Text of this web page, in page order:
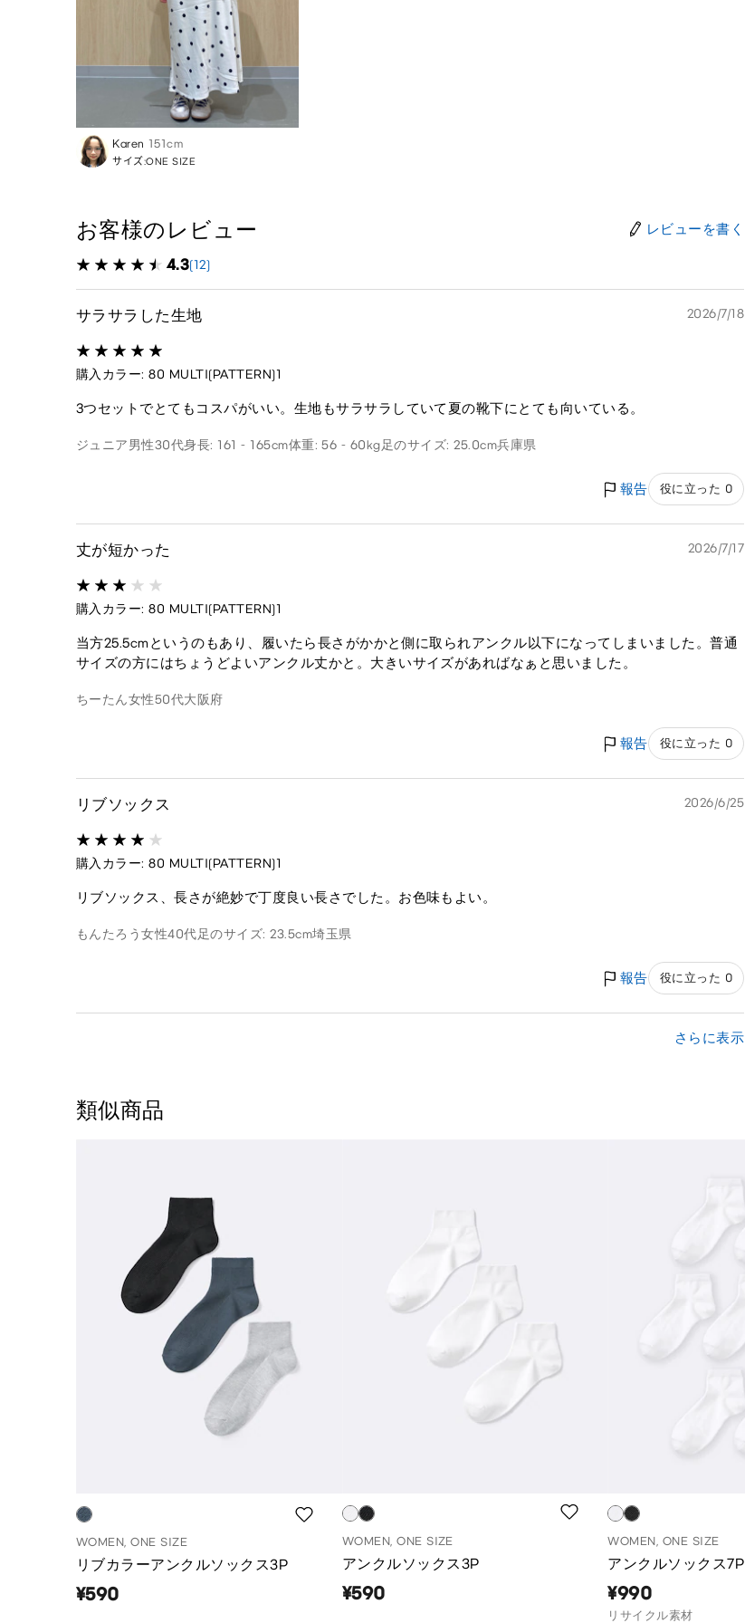
Karen 151cm
サイズ:ONE SIZE
お客様のレビュー レビューを書く
4.3(12)
サラサラした生地 2026/7/18
購入カラー: 80 MULTI(PATTERN)1
3つセットでとてもコスパがいい。生地もサラサラしていて夏の靴下にとても向いている。
ジュニア男性30代身長: 161 - 165cm体重: 56 - 60kg足のサイズ: 25.0cm兵庫県
報告 役に立った 0
丈が短かった 2026/7/17
購入カラー: 80 MULTI(PATTERN)1
当方25.5cmというのもあり、履いたら長さがかかと側に取られアンクル以下になってしまいました。普通
サイズの方にはちょうどよいアンクル丈かと。大きいサイズがあればなぁと思いました。
ちーたん女性50代大阪府
報告 役に立った 0
リブソックス 2026/6/25
購入カラー: 80 MULTI(PATTERN)1
リブソックス、長さが絶妙で丁度良い長さでした。お色味もよい。
もんたろう女性40代足のサイズ: 23.5cm埼玉県
報告 役に立った 0
さらに表示
類似商品
WOMEN, ONE SIZE
リブカラーアンクルソックス3P
¥590
WOMEN, ONE SIZE
アンクルソックス3P
¥590
WOMEN, ONE SIZE
アンクルソックス7P
¥990
リサイクル素材